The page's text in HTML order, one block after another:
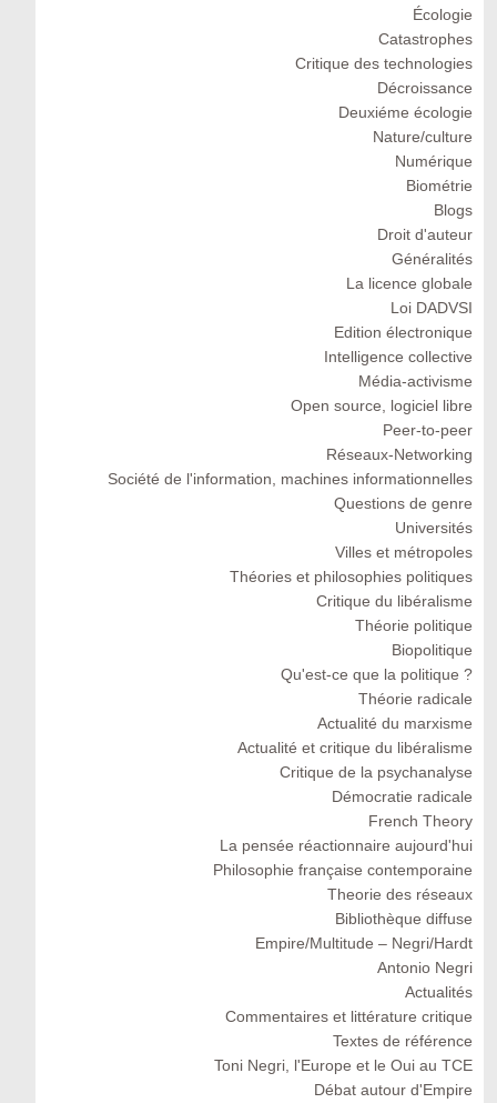
Écologie
Catastrophes
Critique des technologies
Décroissance
Deuxiéme écologie
Nature/culture
Numérique
Biométrie
Blogs
Droit d'auteur
Généralités
La licence globale
Loi DADVSI
Edition électronique
Intelligence collective
Média-activisme
Open source, logiciel libre
Peer-to-peer
Réseaux-Networking
Société de l'information, machines informationnelles
Questions de genre
Universités
Villes et métropoles
Théories et philosophies politiques
Critique du libéralisme
Théorie politique
Biopolitique
Qu'est-ce que la politique ?
Théorie radicale
Actualité du marxisme
Actualité et critique du libéralisme
Critique de la psychanalyse
Démocratie radicale
French Theory
La pensée réactionnaire aujourd'hui
Philosophie française contemporaine
Theorie des réseaux
Bibliothèque diffuse
Empire/Multitude – Negri/Hardt
Antonio Negri
Actualités
Commentaires et littérature critique
Textes de référence
Toni Negri, l'Europe et le Oui au TCE
Débat autour d'Empire